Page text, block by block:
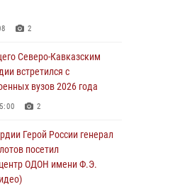
вневедомственной
(видео)
и военнослужащие
память Героя России
центре Уральского округа
память товарищей,
воинского долга
2
Северо-Кавказским
встретился с
вузов 2026 года
2
Герой России генерал
посетил
ОДОН имени Ф.Э.